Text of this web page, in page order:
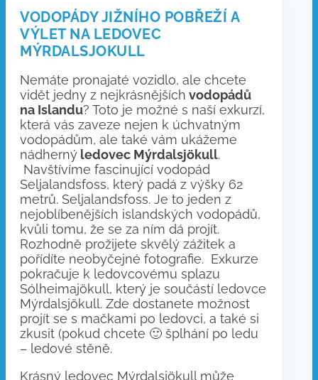
VODOPÁDY JIŽNÍHO POBŘEŽÍ A
VÝLET NA LEDOVEC
MÝRDALSJOKULL
Nemáte pronajaté vozidlo, ale chcete
vidět jedny z nejkrásnějších vodopádů
na Islandu? Toto je možné s naší exkurzí,
která vás zaveze nejen k úchvatným
vodopádům, ale také vám ukážeme
nádherný ledovec Mýrdalsjökull.
Navštívíme fascinující vodopád
Seljalandsfoss, který padá z výšky 62
metrů. Seljalandsfoss. Je to jeden z
nejoblíbenějších islandských vodopádů,
kvůli tomu, že se za ním dá projít.
Rozhodně prožijete skvělý zážitek a
pořídíte neobyčejné fotografie. Exkurze
pokračuje k ledovcovému splazu
Sólheimajökull, který je součástí ledovce
Mýrdalsjökull. Zde dostanete možnost
projít se s mačkami po ledovci, a také si
zkusit (pokud chcete 🙂 šplhání po ledu
– ledové stěně.
Krásný ledovec Mýrdalsjökull může